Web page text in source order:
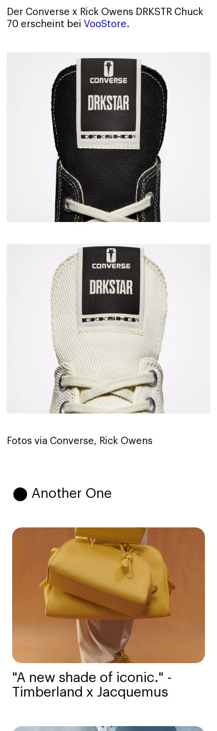
Der Converse x Rick Owens DRKSTR Chuck
70 erscheint bei VooStore.
Fotos via Converse, Rick Owens
⬤ Another One
"A new shade of iconic." -
Timberland x Jacquemus